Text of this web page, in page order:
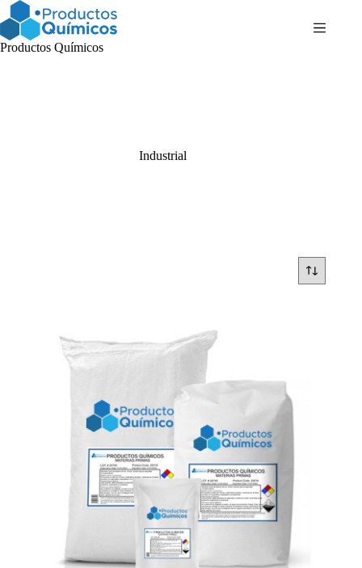
Saltar
al
contenido
Productos Químicos
Industrial